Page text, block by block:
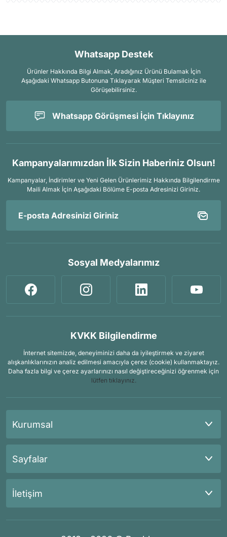
Whatsapp Destek
Ürünler Hakkında Bilgi Almak, Aradığınız Ürünü Bulamak İçin
Aşağıdaki Whatsapp Butonuna Tıklayarak Müşteri Temsilciniz ile
Görüşebilirsiniz.
Whatsapp Görüşmesi İçin Tıklayınız
Kampanyalarımızdan İlk Sizin Haberiniz Olsun!
Kampanyalar, İndirimler ve Yeni Gelen Ürünlerimiz Hakkında Bilgilendirme
Maili Almak İçin Aşağıdaki Bölüme E-posta Adresinizi Giriniz.
Sosyal Medyalarımız
KVKK Bilgilendirme
İnternet sitemizde, deneyiminizi daha da iyileştirmek ve ziyaret
alışkanlıklarınızın analiz edilmesi amacıyla çerez (cookie) kullanmaktayız.
Daha fazla bilgi ve çerez ayarlarınızı nasıl değiştireceğinizi öğrenmek için
lütfen tıklayınız.
Kurumsal
Sayfalar
İletişim